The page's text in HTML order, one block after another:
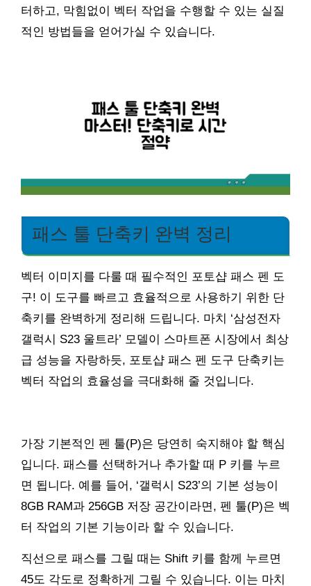
터하고, 막힘없이 벡터 작업을 수행할 수 있는 실질
적인 방법들을 얻어가실 수 있습니다.
패스 툴 단축키 완벽 정리
벡터 이미지를 다룰 때 필수적인 포토샵 패스 펜 도
구! 이 도구를 빠르고 효율적으로 사용하기 위한 단
축키를 완벽하게 정리해 드립니다. 마치 ‘삼성전자
갤럭시 S23 울트라’ 모델이 스마트폰 시장에서 최상
급 성능을 자랑하듯, 포토샵 패스 펜 도구 단축키는
벡터 작업의 효율성을 극대화해 줄 것입니다.
가장 기본적인 펜 툴(P)은 당연히 숙지해야 할 핵심
입니다. 패스를 선택하거나 추가할 때 P 키를 누르
면 됩니다. 예를 들어, ‘갤럭시 S23’의 기본 성능이
8GB RAM과 256GB 저장 공간이라면, 펜 툴(P)은 벡
터 작업의 기본 기능이라 할 수 있습니다.
직선으로 패스를 그릴 때는 Shift 키를 함께 누르면
45도 각도로 정확하게 그릴 수 있습니다. 이는 마치